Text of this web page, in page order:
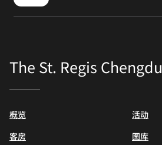
The St. Regis Chengdu
概览
客房
活动
图库